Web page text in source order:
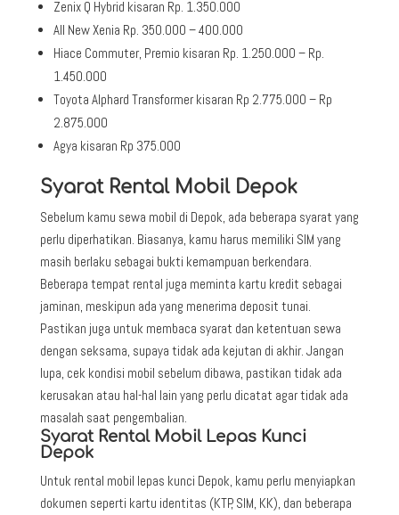
Zenix Q Hybrid kisaran Rp. 1.350.000
All New Xenia Rp. 350.000 – 400.000
Hiace Commuter, Premio kisaran Rp. 1.250.000 – Rp.
1.450.000
Toyota Alphard Transformer kisaran Rp 2.775.000 – Rp
2.875.000
Agya kisaran Rp 375.000
Syarat Rental Mobil Depok
Sebelum kamu sewa mobil di Depok, ada beberapa syarat yang
perlu diperhatikan. Biasanya, kamu harus memiliki SIM yang
masih berlaku sebagai bukti kemampuan berkendara.
Beberapa tempat rental juga meminta kartu kredit sebagai
jaminan, meskipun ada yang menerima deposit tunai.
Pastikan juga untuk membaca syarat dan ketentuan sewa
dengan seksama, supaya tidak ada kejutan di akhir. Jangan
lupa, cek kondisi mobil sebelum dibawa, pastikan tidak ada
kerusakan atau hal-hal lain yang perlu dicatat agar tidak ada
masalah saat pengembalian.
Syarat Rental Mobil Lepas Kunci
Depok
Untuk rental mobil lepas kunci Depok, kamu perlu menyiapkan
dokumen seperti kartu identitas (KTP, SIM, KK), dan beberapa